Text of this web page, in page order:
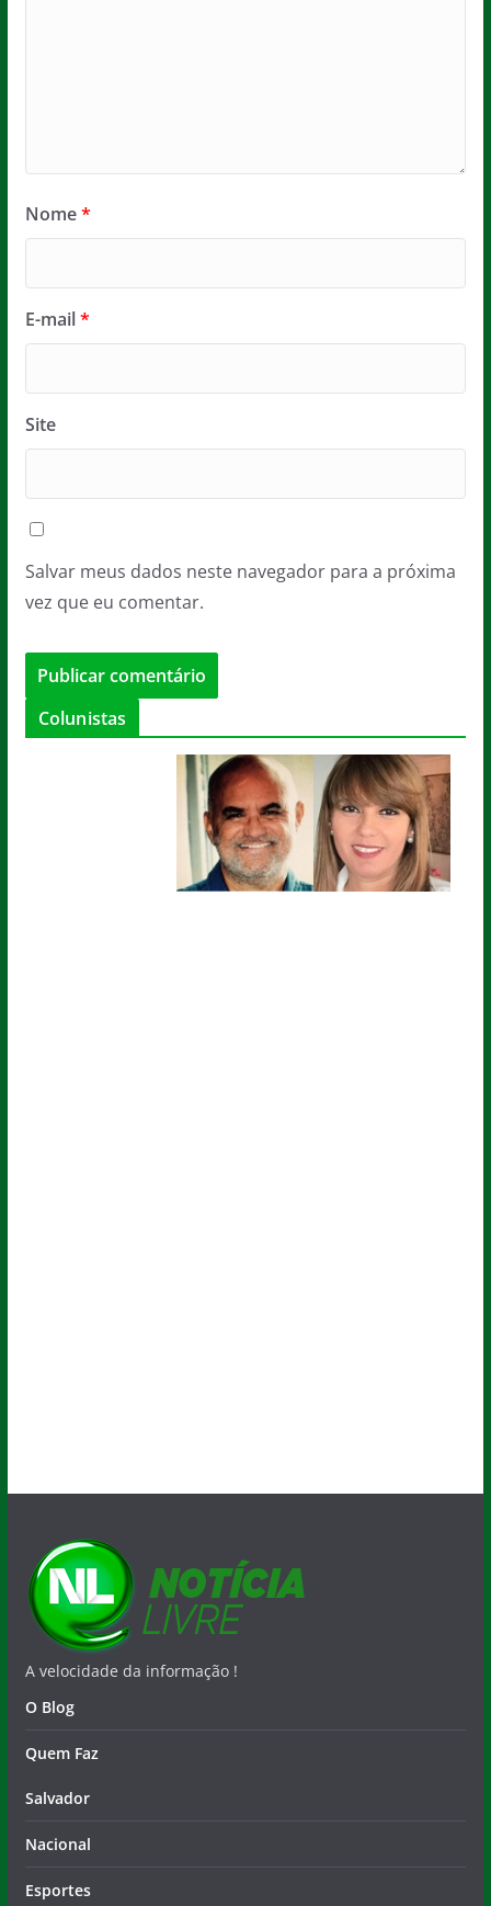
Nome*
E-mail*
Site
Salvar meus dados neste navegador para a próxima
vez que eu comentar.
Colunistas
A velocidade da informação !
O Blog
Quem Faz
Salvador
Nacional
Esportes